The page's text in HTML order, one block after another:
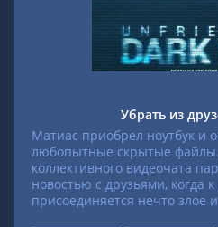
Убрать из
Матиас приобрел ноутбук и
любопытные скрытые
коллективного видеочата
новостью с друзьями, когда
присоединяется нечто злое